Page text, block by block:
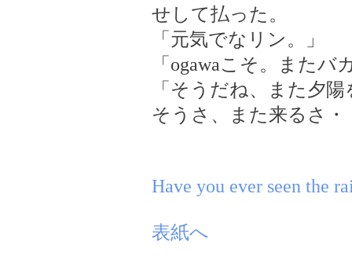
せして払った。
「元気でなリン。」
「ogawaこそ。またバ
「そうだね、また夕
そうさ、また来るさ・
Have you ever seen the
表紙へ